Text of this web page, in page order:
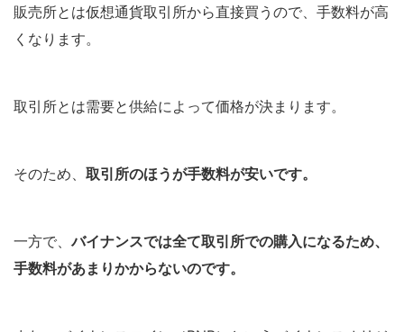
販売所とは仮想通貨取引所から直接買うので、手数料が高
くなります。
取引所とは需要と供給によって価格が決まります。
そのため、 取引所のほうが手数料が安いです。
一方で、バイナンスでは全て取引所での購入になるため、
手数料があまりかからないのです。